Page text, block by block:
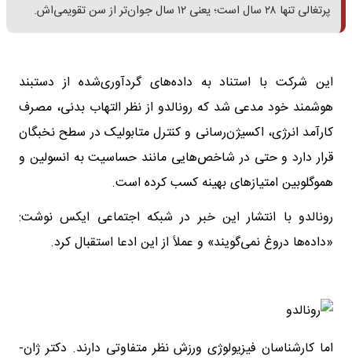
پرتغالی تنها ۲۸ سال است؛ یعنی ۱۲ سال جوان‌تر از سن تقویمی‌اش.
این شرکت با استناد به داده‌های گردآوری‌شده از دستبند
هوشمند خود مدعی شد که رونالدو از نظر التهاب بدنی، مصرف
کارآمد انرژی، اکسیژن‌رسانی و کنترل متابولیک در سطح نخبگان
قرار دارد و حتی در شاخص‌هایی مانند حساسیت به انسولین و
هموگلوبین امتیازهای بهینه کسب کرده است.
رونالدو با انتشار این خبر در شبکه اجتماعی ایکس نوشت:
«داده‌ها دروغ نمی‌گویند» و عملاً از این ادعا استقبال کرد.
اما کارشناسان فیزیولوژی ورزش نظر متفاوتی دارند. دکتر ژان-